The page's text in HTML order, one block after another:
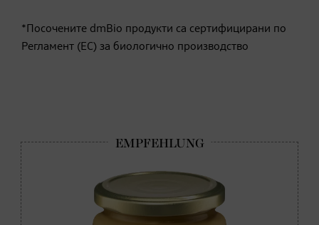
*Посочените dmBio продукти са сертифицирани по
Регламент (ЕС) за биологично производство